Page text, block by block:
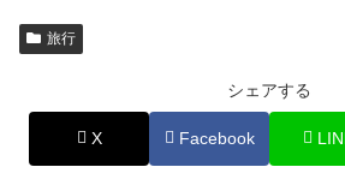
旅行
シェアする
X Facebook